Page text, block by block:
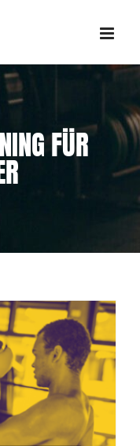
FÜR